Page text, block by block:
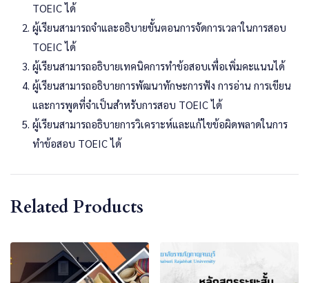
TOEIC ได้
ผู้เรียนสามารถจำและอธิบายขั้นตอนการจัดการเวลาในการสอบ
TOEIC ได้
ผู้เรียนสามารถอธิบายเทคนิคการทำข้อสอบเพื่อเพิ่มคะแนนได้
ผู้เรียนสามารถอธิบายการพัฒนาทักษะการฟัง การอ่าน การเขียน
และการพูดที่จำเป็นสำหรับการสอบ TOEIC ได้
ผู้เรียนสามารถอธิบายการวิเคราะห์และแก้ไขข้อผิดพลาดในการ
ทำข้อสอบ TOEIC ได้
Related Products